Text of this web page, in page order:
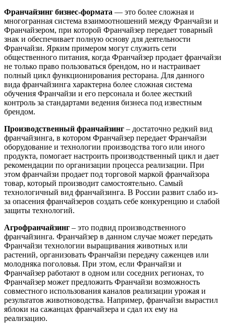
Франчайзинг бизнес-формата — это более сложная и
многогранная система взаимоотношений между Франчайзи и
Франчайзером, при которой Франчайзер передает товарный
знак и обеспечивает полную основу для деятельности
Франчайзи. Ярким примером могут служить сети
общественного питания, когда Франчайзер продает франчайзи
не только право пользоваться брендом, но и настраивает
полный цикл функционирования ресторана. Для данного
вида франчайзинга характерна более сложная система
обучения Франчайзи и его персонала и более жесткий
контроль за стандартами ведения бизнеса под известным
брендом.
Производственный франчайзинг – достаточно редкий вид
франчайзинга, в котором Франчайзер передает Франчайзи
оборудование и технологии производства того или иного
продукта, помогает настроить производственный цикл и дает
рекомендации по организации процесса реализации. При
этом франчайзи продает под торговой маркой франчайзора
товар, который производит самостоятельно. Самый
технологичный вид франчайзинга. В России развит слабо из-
за опасения франчайзеров создать себе конкуренцию и слабой
защиты технологий.
Агрофранчайзинг – это подвид производственного
франчайзинга. Франчайзер в данном случае может передать
Франчайзи технологии выращивания животных или
растений, организовать Франчайзи передачу саженцев или
молодняка поголовья. При этом, если Франчайзи и
Франчайзер работают в одном или соседних регионах, то
Франчайзер может предложить Франчайзи возможность
совместного использования каналов реализации урожая и
результатов животноводства. Например, франчайзи вырастил
яблоки на сажанцах франчайзера и сдал их ему на
реализацию.